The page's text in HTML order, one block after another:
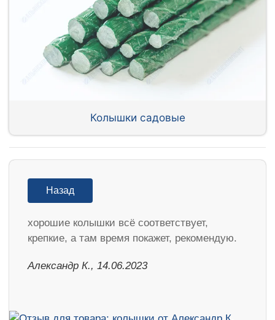
Колышки садовые
Назад
хорошие колышки всё соответствует,
крепкие, а там время покажет, рекомендую.
Александр К., 14.06.2023